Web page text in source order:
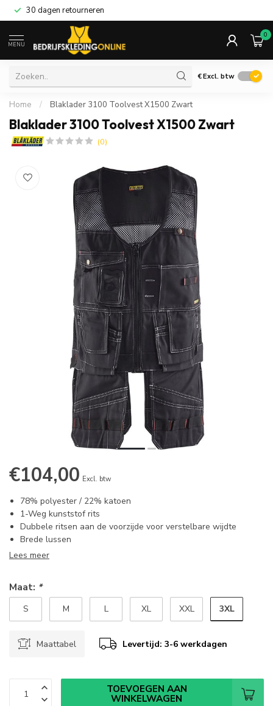
30 dagen retourneren
MENU
0
€Excl. btw
Home / Blaklader 3100 Toolvest X1500 Zwart
Blaklader 3100 Toolvest X1500 Zwart
(0)
€104,00 Excl. btw
78% polyester / 22% katoen
1-Weg kunststof rits
Dubbele ritsen aan de voorzijde voor verstelbare wijdte
Brede lussen
Lees meer
Maat: *
S M L XL XXL 3XL
Maattabel Levertijd: 3-6 werkdagen
TOEVOEGEN AAN
WINKELWAGEN